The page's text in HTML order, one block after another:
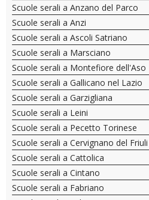
Scuole serali a Anzano del Parco
Scuole serali a Anzi
Scuole serali a Ascoli Satriano
Scuole serali a Marsciano
Scuole serali a Montefiore dell'Aso
Scuole serali a Gallicano nel Lazio
Scuole serali a Garzigliana
Scuole serali a Leini
Scuole serali a Pecetto Torinese
Scuole serali a Cervignano del Friuli
Scuole serali a Cattolica
Scuole serali a Cintano
Scuole serali a Fabriano